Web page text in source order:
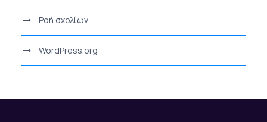
Ροή σχολίων
WordPress.org